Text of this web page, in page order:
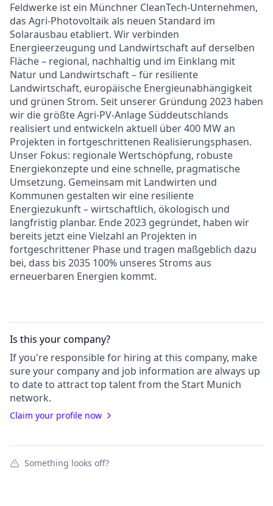
Feldwerke ist ein Münchner CleanTech-Unternehmen,
das Agri-Photovoltaik als neuen Standard im
Solarausbau etabliert. Wir verbinden
Energieerzeugung und Landwirtschaft auf derselben
Fläche – regional, nachhaltig und im Einklang mit
Natur und Landwirtschaft – für resiliente
Landwirtschaft, europäische Energieunabhängigkeit
und grünen Strom. Seit unserer Gründung 2023 haben
wir die größte Agri-PV-Anlage Süddeutschlands
realisiert und entwickeln aktuell über 400 MW an
Projekten in fortgeschrittenen Realisierungsphasen.
Unser Fokus: regionale Wertschöpfung, robuste
Energiekonzepte und eine schnelle, pragmatische
Umsetzung. Gemeinsam mit Landwirten und
Kommunen gestalten wir eine resiliente
Energiezukunft – wirtschaftlich, ökologisch und
langfristig planbar. Ende 2023 gegründet, haben wir
bereits jetzt eine Vielzahl an Projekten in
fortgeschrittener Phase und tragen maßgeblich dazu
bei, dass bis 2035 100% unseres Stroms aus
erneuerbaren Energien kommt.
Is this yourcompany?
If you're responsible for hiring at this company, make
sure your companyand job information are always up
to date to attract top talent from theStart Munich
network.
Claim your profile now
Something looks off?